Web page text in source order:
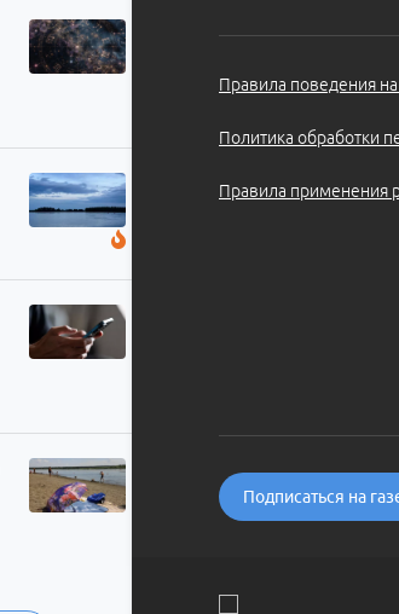
Правила поведения на
Политика обработки
Правила применения
Подписаться на